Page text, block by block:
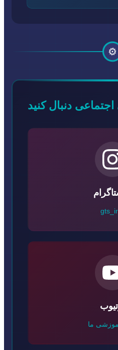
⚙️
دنبال کنید
ما